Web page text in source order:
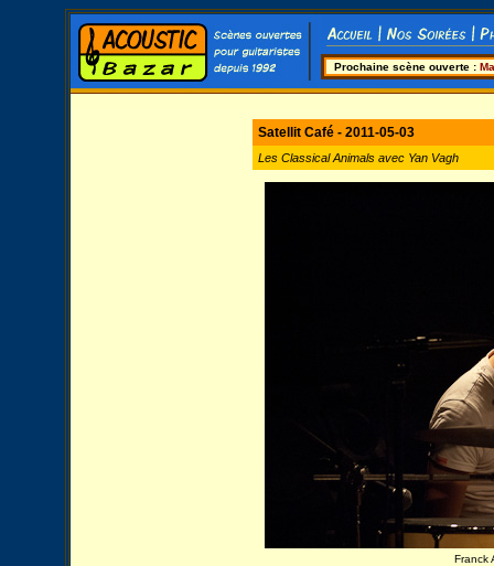
Prochaine scène ouverte :
Satellit Café - 2011-05-03
Les Classical Animals avec Yan Vagh
Franck